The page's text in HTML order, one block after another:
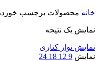
خانه محصولات برچسب خورده “جعبه بیت
نمایش یک نتیجه
نمایش نوار کناری
نمایش 9
12
18
24